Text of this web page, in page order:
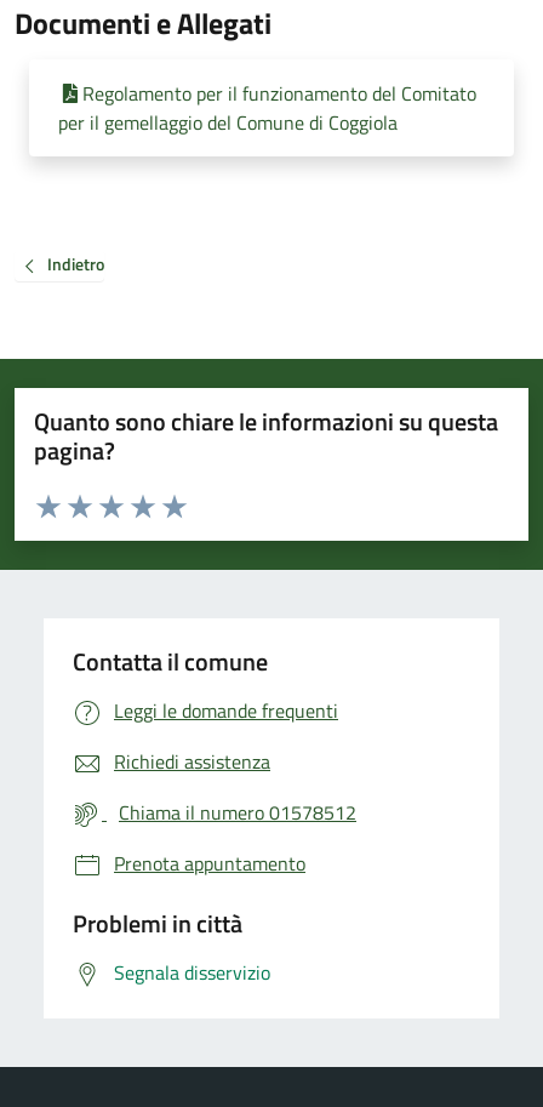
Documenti e Allegati
Regolamento per il funzionamento del Comitato
per il gemellaggio del Comune di Coggiola
Indietro
Quanto sono chiare le informazioni su questa
pagina?
Valuta da 1 a 5 stelle la pagina
Valuta 5 stelle su 5
Valuta 4 stelle su 5
Valuta 3 stelle su 5
Valuta 2 stelle su 5
Valuta 1 stelle su 5
Contatta il comune
Leggi le domande frequenti
Richiedi assistenza
Chiama il numero 01578512
Prenota appuntamento
Problemi in città
Segnala disservizio